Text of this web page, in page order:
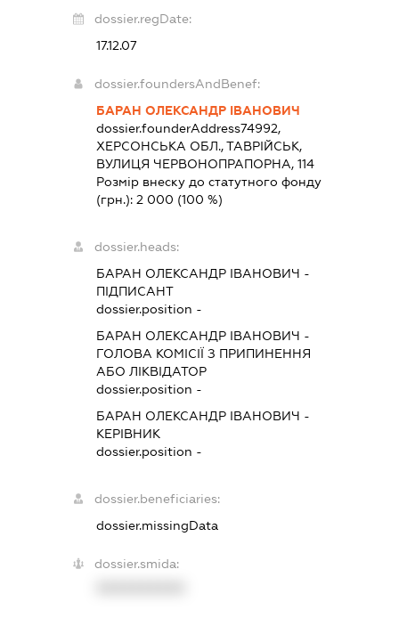
dossier.regDate:
17.12.07
dossier.foundersAndBenef:
БАРАН ОЛЕКСАНДР ІВАНОВИЧ
dossier.founderAddress74992,
ХЕРСОНСЬКА ОБЛ., ТАВРІЙСЬК,
ВУЛИЦЯ ЧЕРВОНОПРАПОРНА, 114
Розмір внеску до статутного фонду
(грн.):2 000 (100 %)
dossier.heads:
БАРАН ОЛЕКСАНДР ІВАНОВИЧ -
ПІДПИСАНТ
dossier.position -
БАРАН ОЛЕКСАНДР ІВАНОВИЧ -
ГОЛОВА КОМІСІЇ З ПРИПИНЕННЯ
АБО ЛІКВІДАТОР
dossier.position -
БАРАН ОЛЕКСАНДР ІВАНОВИЧ -
КЕРІВНИК
dossier.position -
dossier.beneficiaries:
dossier.missingData
dossier.smida: